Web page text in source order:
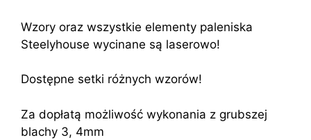
Wzory oraz wszystkie elementy paleniska
Steelyhouse wycinane są laserowo!
Dostępne setki różnych wzorów!
Za dopłatą możliwość wykonania z grubszej
blachy 3, 4mm